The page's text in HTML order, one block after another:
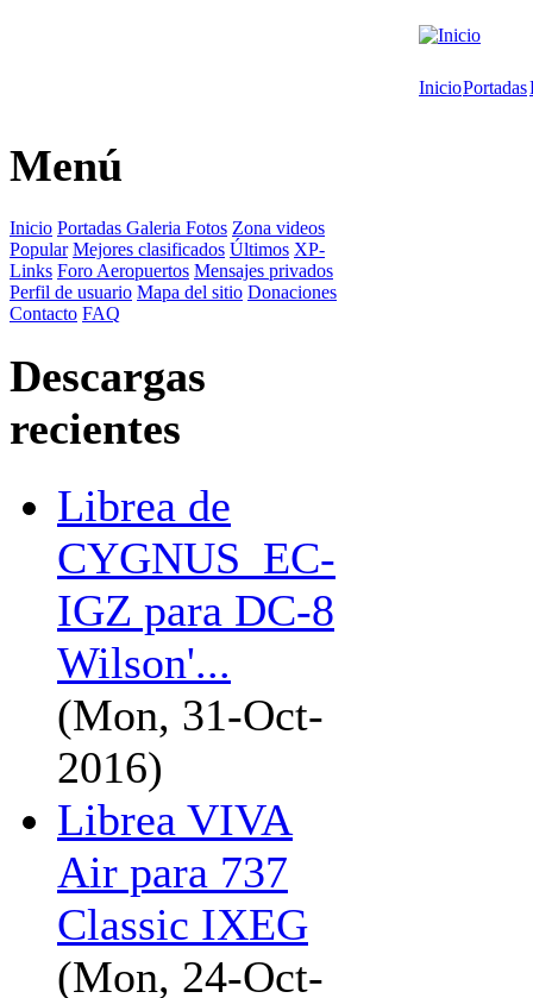
InicioPortadas
Menú
Inicio Portadas Galeria Fotos Zona videos
Popular Mejores clasificados Últimos XP-
Links Foro Aeropuertos Mensajes privados
Perfil de usuario Mapa del sitio Donaciones
Contacto FAQ
Descargas
recientes
Librea de
CYGNUS_EC-
IGZ para DC-8
Wilson'...
(Mon, 31-Oct-
2016)
Librea VIVA
Air para 737
Classic IXEG
(Mon, 24-Oct-